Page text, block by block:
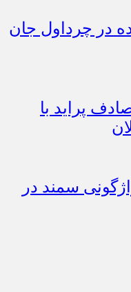
عابر پیاده در چرداول جان
تصادف پراید با
در واژگونی سمند در